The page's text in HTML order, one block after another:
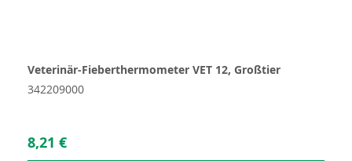
Veterinär-Fieberthermometer VET 12, Großtier
342209000
8,21 €